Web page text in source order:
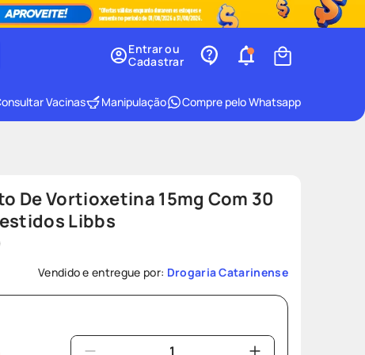
Entrar ou
Cadastrar
Vacinas Manipulação Compre pelo Whatsapp
De Vortioxetina 15mg Com 30
Libbs
Vendido e entregue por: Drogaria Catarinense